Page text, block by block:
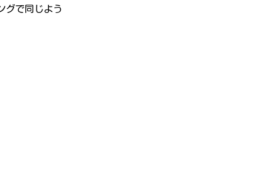
グで同じよう